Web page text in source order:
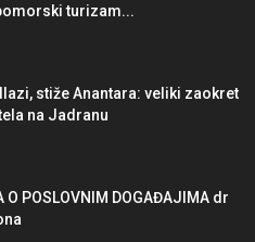
turizam...
stiže Anantara: veliki zaokret
na Jadranu
O POSLOVNIM DOGAĐAJIMA dr